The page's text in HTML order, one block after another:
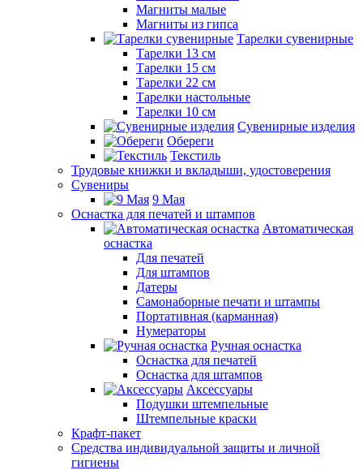
Магниты малые
Магниты из гипса
Тарелки сувенирные
Тарелки 13 см
Тарелки 15 см
Тарелки 22 см
Тарелки настольные
Тарелки 10 см
Сувенирные изделия
Обереги
Текстиль
Трудовые книжки и вкладыши, удостоверения
Сувениры
9 Мая
Оснастка для печатей и штампов
Автоматическая
оснастка
Для печатей
Для штампов
Датеры
Самонаборные печати и штампы
Портативная (карманная)
Нумераторы
Ручная оснастка
Оснастка для печатей
Оснастка для штампов
Аксессуары
Подушки штемпельные
Штемпельные краски
Крафт-пакет
Средства индивидуальной защиты и личной
гигиены